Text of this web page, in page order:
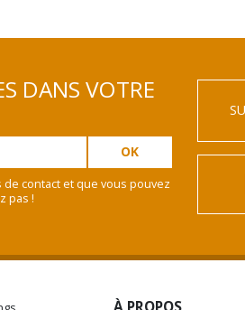
DANS VOTRE
contact et que vous pouvez
pas !